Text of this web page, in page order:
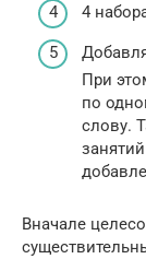
4
При
по
слову.
Вначале